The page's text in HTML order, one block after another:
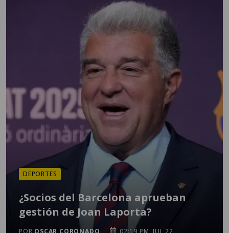
DEPORTES
¿Socios del Barcelona aprueban
gestión de Joan Laporta?
POR OSCAR CORONADO 02:19 PM, JUL 22